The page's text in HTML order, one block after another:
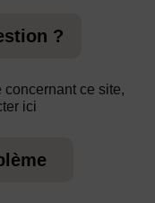
?
ce site,
ici